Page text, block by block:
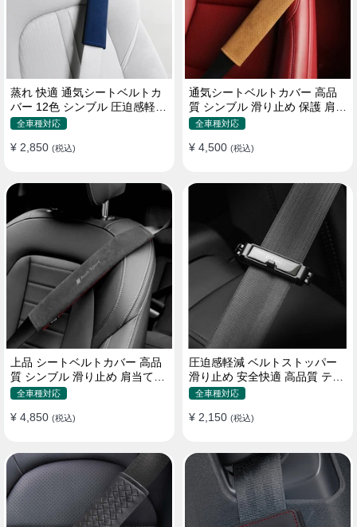
蒸れ 快適 通気シートベルトカ
バー 12色 シンブル 圧迫感軽減
保護 肩当てパッド
全車種対応
¥ 2,850 (税込)
通気シートベルトカバー 高品
質 シンブル 滑り止め 保護 肩当
てパッド 圧迫感軽減
全車種対応
¥ 4,500 (税込)
上品 シートベルトカバー 高品
質 シンブル 滑り止め 肩当てパ
ッド 圧迫感軽減
全車種対応
¥ 4,850 (税込)
圧迫感軽減 ベルトストッパー
滑り止め 安全快適 高品質 テー
プクリップ 快適 2個セット
全車種対応
¥ 2,150 (税込)